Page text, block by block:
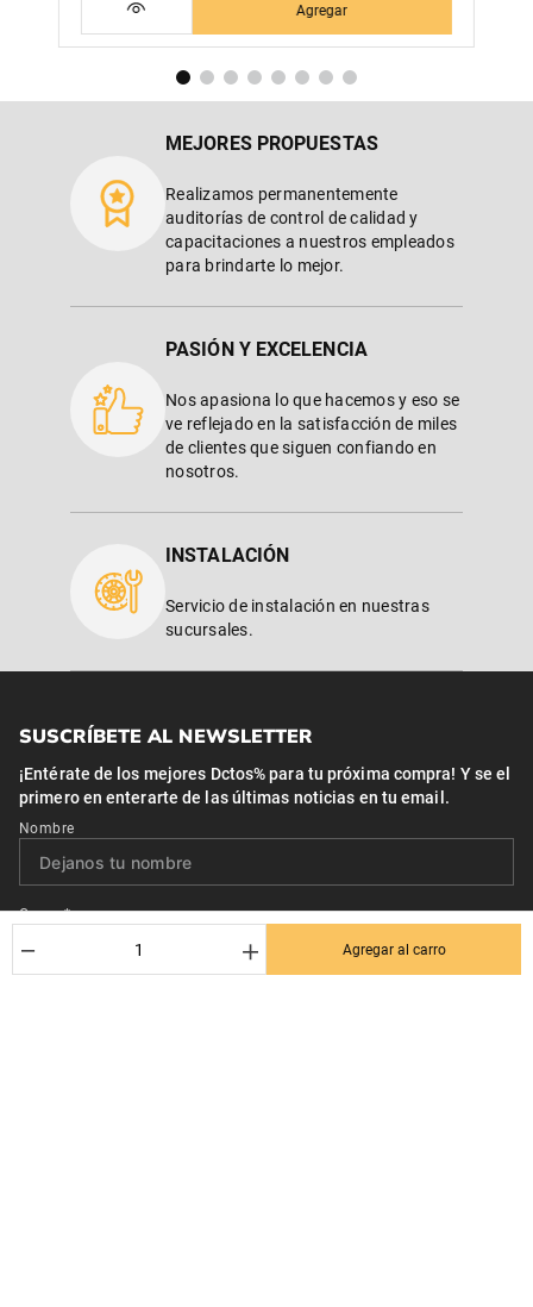
＋
－ Agregar al carro
Agregar
MEJORES PROPUESTAS
Realizamos permanentemente
auditorías de control de calidad y
capacitaciones a nuestros empleados
para brindarte lo mejor.
PASIÓN Y EXCELENCIA
Nos apasiona lo que hacemos y eso se
ve reflejado en la satisfacción de miles
de clientes que siguen confiando en
nosotros.
INSTALACIÓN
Servicio de instalación en nuestras
sucursales.
SUSCRÍBETE AL NEWSLETTER
¡Entérate de los mejores Dctos% para tu próxima compra! Y se el
primero en enterarte de las últimas noticias en tu email.
Nombre
Correo*